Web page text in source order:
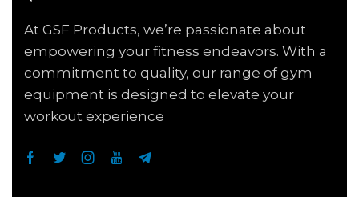
At GSF Products, we’re passionate about
empowering your fitness endeavors. With a
commitment to quality, our range of gym
equipment is designed to elevate your
workout experience